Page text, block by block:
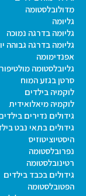
מדולובלסטומה
גליומה
גליומה בדרגה נמוכה
גליומה בדרגה גבוהה
אפנדימומה
גליובלסטומה
סרטן בגזע המוח
לוקמיה בילדים
לוקמיה מיאלואידית
גידולים נדירים
גידולים בתאי נבט
היסטיוציטוזיס
נפרובלסטומה
רטינובלסטומה
גידולים בכבד בילדים
הפטובלסטומה